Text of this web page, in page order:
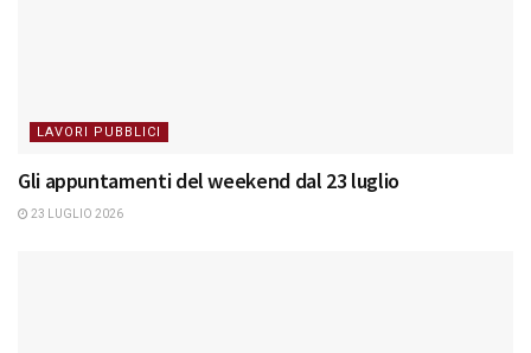
LAVORI PUBBLICI
Gli appuntamenti del weekend dal 23 luglio
23 LUGLIO 2026